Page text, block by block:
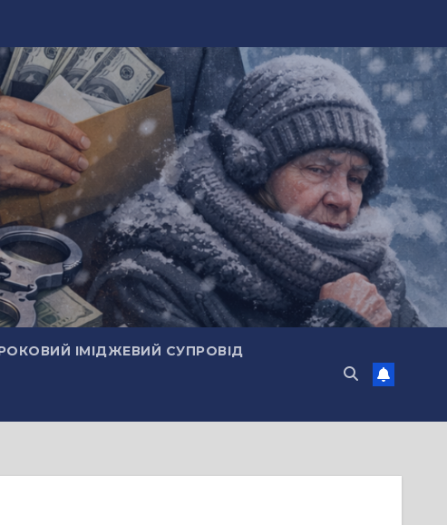
ІМІДЖЕВИЙ СУПРОВІД